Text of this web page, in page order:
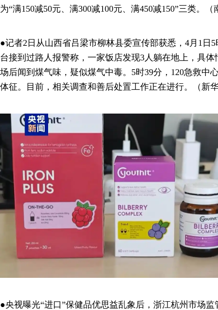
为“满150减50元、满300减100元、满450减150”三类。（
●记者2日从山西省吕梁市柳林县委宣传部获悉，4月1日
台接到过路人报警称，一家饭店发现3人躺在地上，具
场后闻到煤气味，疑似煤气中毒。5时39分，120急救中
体征。目前，相关调查和善后处置工作正在进行。（新
●央视曝光“进口”保健品优思益乱象后，浙江杭州市场